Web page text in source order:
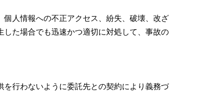
人情報への不正アクセス、紛失、破壊、改ざ
た場合でも迅速かつ適切に対処して、事故の
行わないように委託先との契約により義務づ